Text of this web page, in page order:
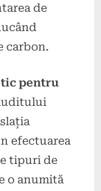
de
carbon.
pentru
efectuarea
tipuri de
o anumită